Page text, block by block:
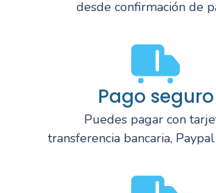
desde confirmación de
Pago seguro
Puedes pagar con
transferencia bancaria,